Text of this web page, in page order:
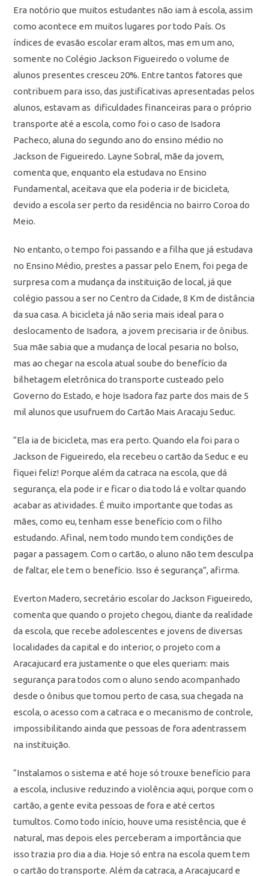
Era notório que muitos estudantes não iam à escola, assim
como acontece em muitos lugares por todo País. Os
índices de evasão escolar eram altos, mas em um ano,
somente no Colégio Jackson Figueiredo o volume de
alunos presentes cresceu 20%. Entre tantos fatores que
contribuem para isso, das justificativas apresentadas pelos
alunos, estavam as dificuldades financeiras para o próprio
transporte até a escola, como foi o caso de Isadora
Pacheco, aluna do segundo ano do ensino médio no
Jackson de Figueiredo. Layne Sobral, mãe da jovem,
comenta que, enquanto ela estudava no Ensino
Fundamental, aceitava que ela poderia ir de bicicleta,
devido a escola ser perto da residência no bairroCoroa do
Meio.
No entanto, o tempo foi passando e a filha que já estudava
no Ensino Médio, prestes a passar pelo Enem, foi pega de
surpresa com a mudança da instituição de local, já que
colégio passou a ser no Centro da Cidade, 8 Km de distância
da sua casa. A bicicleta já não seria mais ideal para o
deslocamento de Isadora, a jovem precisaria ir de ônibus.
Sua mãe sabia que a mudança de local pesaria no bolso,
mas ao chegar na escola atual soube do benefício da
bilhetagem eletrônica do transporte custeado pelo
Governo do Estado, e hoje Isadora faz parte dos mais de 5
mil alunos que usufruem do Cartão Mais Aracaju Seduc.
“Ela ia de bicicleta, mas era perto. Quando ela foi para o
Jackson de Figueiredo, ela recebeu o cartão da Seduc e eu
fiquei feliz! Porque além da catraca na escola, que dá
segurança, ela pode ir e ficar o dia todo lá e voltar quando
acabar as atividades. É muito importante que todas as
mães, como eu, tenham esse benefício com o filho
estudando. Afinal, nem todo mundo tem condições de
pagar a passagem. Com o cartão, o aluno não tem desculpa
de faltar, ele tem o benefício. Isso é segurança”, afirma.
Everton Madero, secretário escolar do Jackson Figueiredo,
comenta que quando o projeto chegou, diante da realidade
da escola, que recebe adolescentes e jovens de diversas
localidades da capital e do interior, o projeto com a
Aracajucard era justamente o que eles queriam: mais
segurança para todos com o aluno sendo acompanhado
desde o ônibus que tomou perto de casa, sua chegada na
escola, o acesso com a catraca e o mecanismo de controle,
impossibilitando ainda que pessoas de fora adentrassem
na instituição.
“Instalamos o sistema e até hoje só trouxe benefício para
a escola, inclusive reduzindo a violência aqui, porque com o
cartão, a gente evita pessoas de fora e até certos
tumultos. Como todo início, houve uma resistência, que é
natural, mas depois eles perceberam a importância que
isso trazia pro dia a dia. Hoje só entra na escola quem tem
o cartão do transporte. Além da catraca, a Aracajucard e